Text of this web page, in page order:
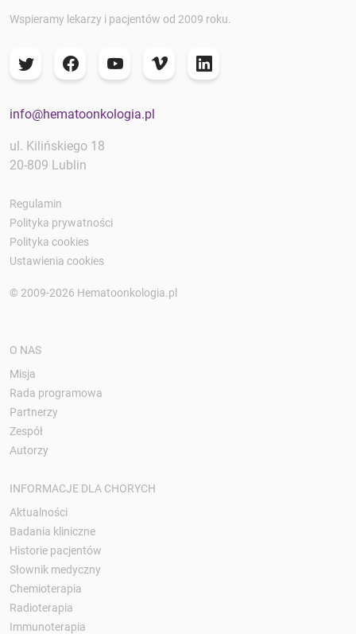
Wspieramy lekarzy i pacjentów od 2009 roku.
info@hematoonkologia.pl
ul. Kilińskiego 18
20-809 Lublin
Regulamin
Polityka prywatności
Polityka cookies
Ustawienia cookies
© 2009-2026 Hematoonkologia.pl
O NAS
Misja
Rada programowa
Partnerzy
Zespół
Autorzy
INFORMACJE DLA CHORYCH
Aktualności
Badania kliniczne
Historie pacjentów
Słownik medyczny
Chemioterapia
Radioterapia
Immunoterapia